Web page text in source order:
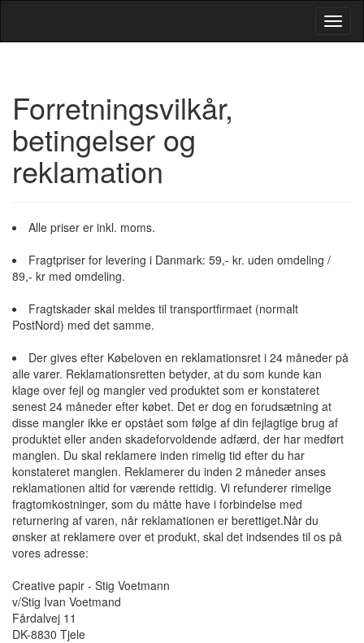
Forretningsvilkår,
betingelser og
reklamation
Alle priser er inkl. moms.
Fragtpriser for levering i Danmark: 59,- kr. uden omdeling /
89,- kr med omdeling.
Fragtskader skal meldes til transportfirmaet (normalt
PostNord) med det samme.
Der gives efter Købeloven en reklamationsret i 24 måneder på
alle varer. Reklamationsretten betyder, at du som kunde kan
klage over fejl og mangler ved produktet som er konstateret
senest 24 måneder efter købet. Det er dog en forudsætning at
disse mangler ikke er opstået som følge af din fejlagtige brug af
produktet eller anden skadeforvoldende adfærd, der har medført
manglen. Du skal reklamere inden rimelig tid efter du har
konstateret manglen. Reklamerer du inden 2 måneder anses
reklamationen altid for værende rettidig. Vi refunderer rimelige
fragtomkostninger, som du måtte have i forbindelse med
returnering af varen, når reklamationen er berettiget.Når du
ønsker at reklamere over et produkt, skal det indsendes til os på
vores adresse:
Creative papir - Stig Voetmann
v/Stig Ivan Voetmand
Fårdalvej 11
DK-8830 Tjele